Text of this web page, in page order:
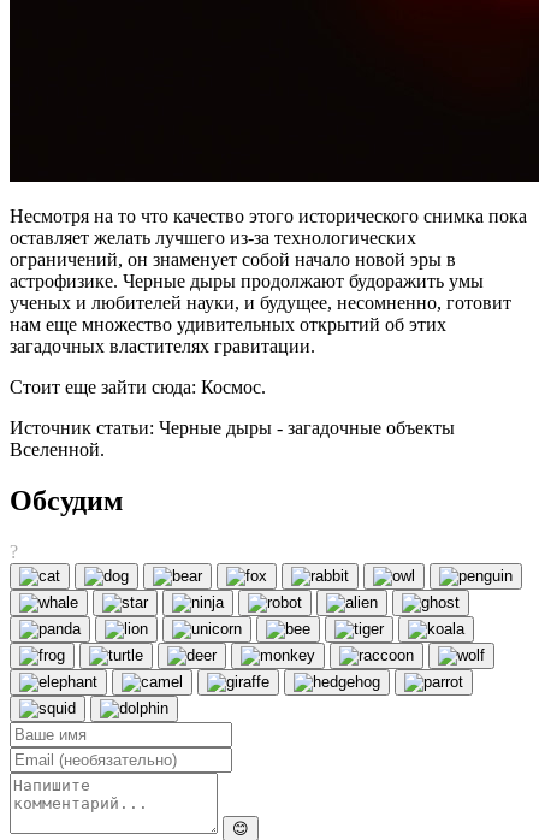
Несмотря на то что качество этого исторического снимка пока
оставляет желать лучшего из-за технологических
ограничений, он знаменует собой начало новой эры в
астрофизике. Черные дыры продолжают будоражить умы
ученых и любителей науки, и будущее, несомненно, готовит
нам еще множество удивительных открытий об этих
загадочных властителях гравитации.
Стоит еще зайти сюда: Космос.
Источник статьи: Черные дыры - загадочные объекты
Вселенной.
Обсудим
?
😊